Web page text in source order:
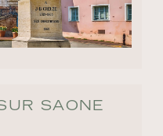
SAONE